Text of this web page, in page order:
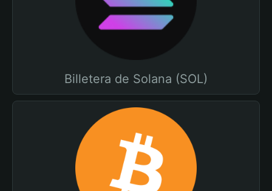
Billetera de Solana (SOL)